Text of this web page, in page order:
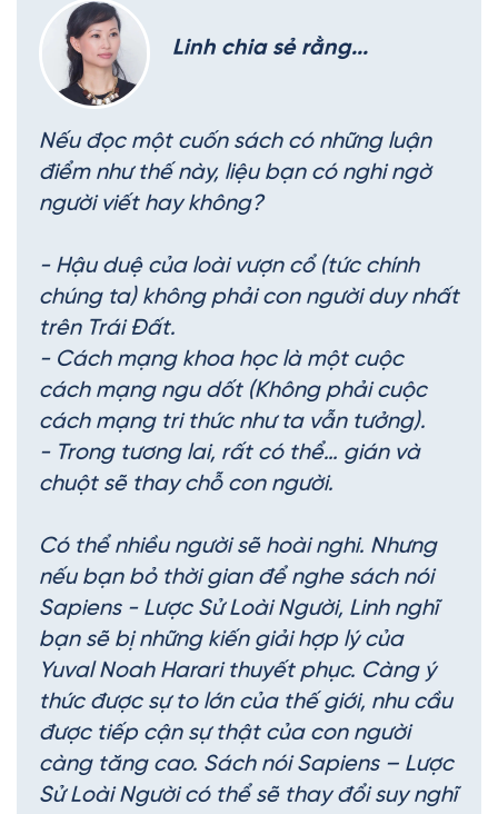
Linh chia sẻ rằng...
Nếu đọc một cuốn sách có những luận
điểm như thế này, liệu bạn có nghi ngờ
người viết hay không?
- Hậu duệ của loài vượn cổ (tức chính
chúng ta) không phải con người duy nhất
trên Trái Đất.
- Cách mạng khoa học là một cuộc
cách mạng ngu dốt (Không phải cuộc
cách mạng tri thức như ta vẫn tưởng).
- Trong tương lai, rất có thể… gián và
chuột sẽ thay chỗ con người.
Có thể nhiều người sẽ hoài nghi. Nhưng
nếu bạn bỏ thời gian để nghe sách nói
Sapiens - Lược Sử Loài Người, Linh nghĩ
bạn sẽ bị những kiến giải hợp lý của
Yuval Noah Harari thuyết phục. Càng ý
thức được sự to lớn của thế giới, nhu cầu
được tiếp cận sự thật của con người
càng tăng cao. Sách nói Sapiens – Lược
Sử Loài Người có thể sẽ thay đổi suy nghĩ